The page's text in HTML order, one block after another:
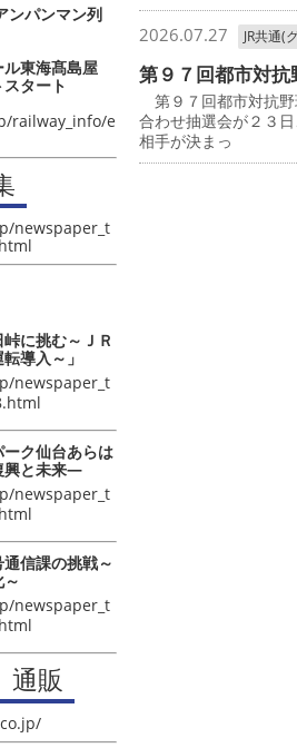
ンパンマン列
東海髙島屋
タート
railway_info/e
newspaper_t
に挑む～ＪＲ
導入～」
newspaper_t
ク仙台あらは
興と未来―
newspaper_t
信課の挑戦～
newspaper_t
販
2026.07.27 JR共通(
第９７回都市対
第９７回都市対抗
合わせ抽選会が２３
相手が決まっ